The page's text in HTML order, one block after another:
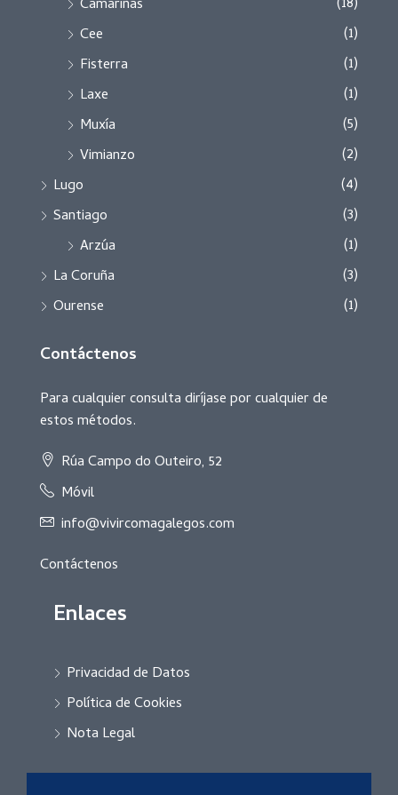
Camariñas
Cee
(1)
Fisterra
(1)
Laxe
(1)
Muxía
(5)
Vimianzo
(2)
Lugo
(4)
Santiago
(3)
Arzúa
(1)
La Coruña
(3)
Ourense
(1)
Contáctenos
Para cualquier consulta diríjase por cualquier de
estos métodos.
Rúa Campo do Outeiro, 52
Móvil
info@vivircomagalegos.com
Contáctenos
Enlaces
Privacidad de Datos
Política de Cookies
Nota Legal